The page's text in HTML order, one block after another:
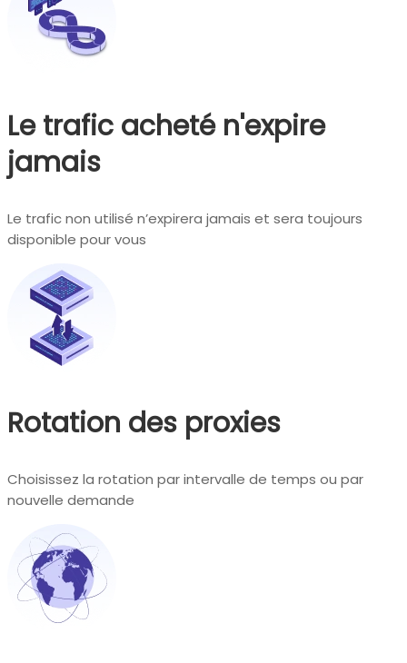
Le trafic acheté n'expire
jamais
Le trafic non utilisé n’expirera jamais et sera toujours
disponible pour vous
Rotation des proxies
Choisissez la rotation par intervalle de temps ou par
nouvelle demande